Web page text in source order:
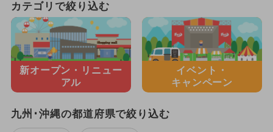
カテゴリで絞り込む
新オープン・ リニュー
アル
イベント・
キャンペーン
九州･沖縄の都道府県で絞り込む